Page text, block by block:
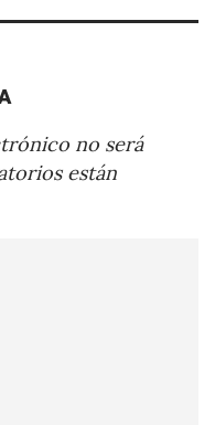
no será
están